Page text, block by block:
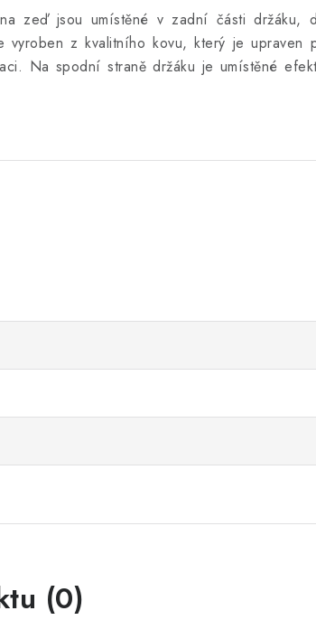
zeď jsou umístěné v zadní části držáku,
z kvalitního kovu, který je upraven
Na spodní straně držáku je umístěné
(0)